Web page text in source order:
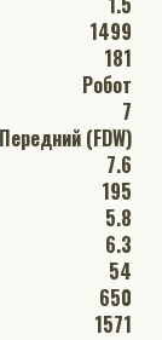
1499
181
Робот
7
Передний (FDW)
7.6
195
5.8
6.3
54
650
1571